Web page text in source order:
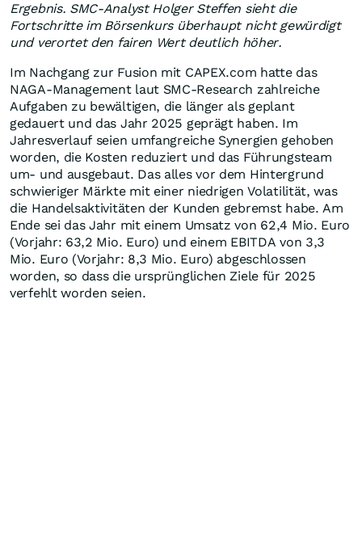
Ergebnis. SMC-Analyst Holger Steffen sieht die
Fortschritte im Börsenkurs überhaupt nicht gewürdigt
und verortet den fairen Wert deutlich höher.
Im Nachgang zur Fusion mit CAPEX.com hatte das
NAGA-Management laut SMC-Research zahlreiche
Aufgaben zu bewältigen, die länger als geplant
gedauert und das Jahr 2025 geprägt haben. Im
Jahresverlauf seien umfangreiche Synergien gehoben
worden, die Kosten reduziert und das Führungsteam
um- und ausgebaut. Das alles vor dem Hintergrund
schwieriger Märkte mit einer niedrigen Volatilität, was
die Handelsaktivitäten der Kunden gebremst habe. Am
Ende sei das Jahr mit einem Umsatz von 62,4 Mio. Euro
(Vorjahr: 63,2 Mio. Euro) und einem EBITDA von 3,3
Mio. Euro (Vorjahr: 8,3 Mio. Euro) abgeschlossen
worden, so dass die ursprünglichen Ziele für 2025
verfehlt worden seien.